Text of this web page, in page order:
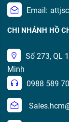
Email:
CHI NHÁNH HỒ
Số 273, QL
Minh
0988 589